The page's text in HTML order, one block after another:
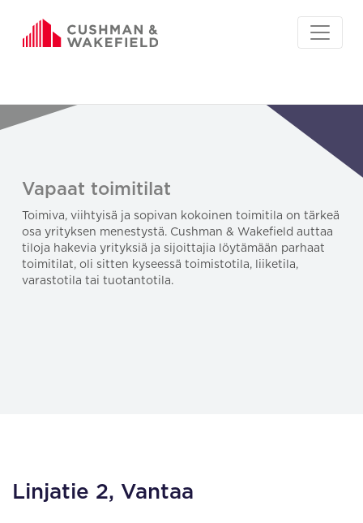
Vapaat toimitilat
Toimiva, viihtyisä ja sopivan kokoinen toimitila on tärkeä
osa yrityksen menestystä. Cushman & Wakefield auttaa
tiloja hakevia yrityksiä ja sijoittajia löytämään parhaat
toimitilat, oli sitten kyseessä toimistotila, liiketila,
varastotila tai tuotantotila.
Linjatie 2, Vantaa